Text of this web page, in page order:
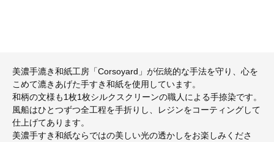
美濃手漉き和紙工房「Corsoyard」が伝統的な手法を守り、心を
こめて漉きあげた手すき和紙を使用しています。
和柄の文様も1枚1枚シルクスクリーンの職人による手捺染です。
風船はひとつずつ全工程を手折りし、レジンをコーティングして
仕上げてあります。
美濃手すき和紙ならではの美しい光の透かしをお楽しみくださ